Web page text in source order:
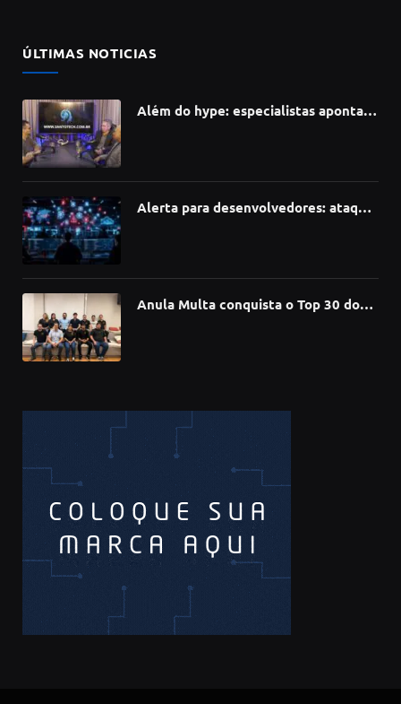
ÚLTIMAS NOTICIAS
Além do hype: especialistas apontam
Alerta para desenvolvedores: ataque
Anula Multa conquista o Top 30 do